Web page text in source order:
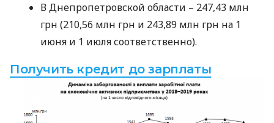
В Днепропетровской области – 247,43 млн
грн (210,56 млн грн и 243,89 млн грн на 1
июня и 1 июля соответственно).
Получить кредит до зарплаты